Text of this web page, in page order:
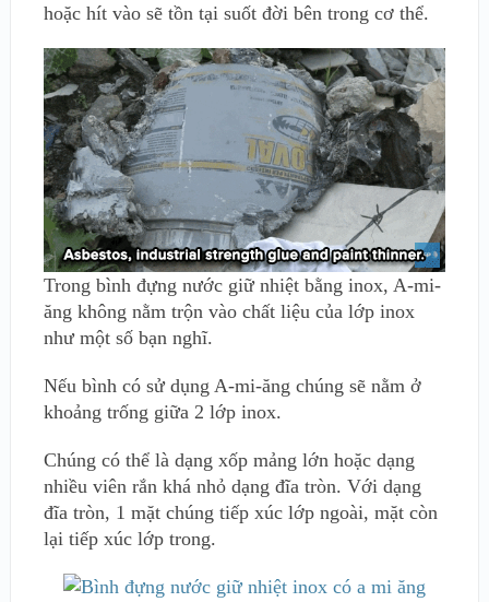
hoặc hít vào sẽ tồn tại suốt đời bên trong cơ thể.
Trong bình đựng nước giữ nhiệt bằng inox, A-mi-
ăng không nằm trộn vào chất liệu của lớp inox
như một số bạn nghĩ.
Nếu bình có sử dụng A-mi-ăng chúng sẽ nằm ở
khoảng trống giữa 2 lớp inox.
Chúng có thể là dạng xốp mảng lớn hoặc dạng
nhiều viên rắn khá nhỏ dạng đĩa tròn. Với dạng
đĩa tròn, 1 mặt chúng tiếp xúc lớp ngoài, mặt còn
lại tiếp xúc lớp trong.